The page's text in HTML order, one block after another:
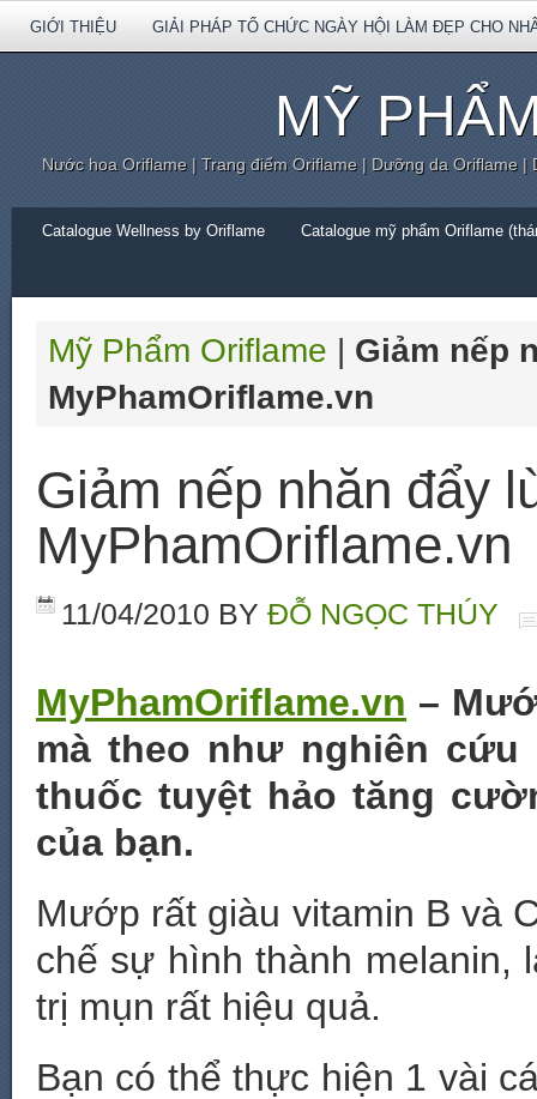
GIỚI THIỆU GIẢI PHÁP TỔ CHỨC NGÀY HỘI LÀM ĐẸP CHO
MỸ
Nước hoa Oriflame | Trang điểm Oriflame | Dưỡng da Oriflame
Catalogue Wellness by Oriflame Catalogue mỹ phẩm Oriflame
Mỹ Phẩm Oriflame | Giảm nếp
MyPhamOriflame.vn
Giảm nếp nhăn đẩy
MyPhamOriflame.vn
11/04/2010 BY ĐỖ NGỌC THÚY
MyPhamOriflame.vn –
mà theo như nghiên
thuốc tuyệt hảo tăng
của bạn.
Mướp rất giàu vitamin B và
chế sự hình thành melanin,
trị mụn rất hiệu quả.
Bạn có thể thực hiện 1 vài